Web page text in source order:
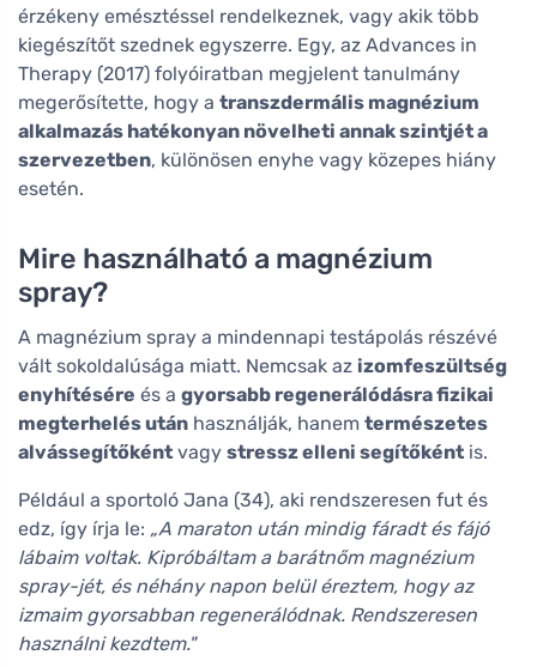
érzékeny emésztéssel rendelkeznek, vagy akik több
kiegészítőt szednek egyszerre. Egy, az Advances in
Therapy (2017) folyóiratban megjelent tanulmány
megerősítette, hogy a transzdermális magnézium
alkalmazás hatékonyan növelheti annak szintjét a
szervezetben, különösen enyhe vagy közepes hiány
esetén.
Mire használható a magnézium
spray?
A magnézium spray a mindennapi testápolás részévé
vált sokoldalúsága miatt. Nemcsak az izomfeszültség
enyhítésére és a gyorsabb regenerálódásra fizikai
megterhelés után használják, hanem természetes
alvássegítőként vagy stressz elleni segítőként is.
Például a sportoló Jana (34), aki rendszeresen fut és
edz, így írja le: „A maraton után mindig fáradt és fájó
lábaim voltak. Kipróbáltam a barátnőm magnézium
spray-jét, és néhány napon belül éreztem, hogy az
izmaim gyorsabban regenerálódnak. Rendszeresen
használni kezdtem."